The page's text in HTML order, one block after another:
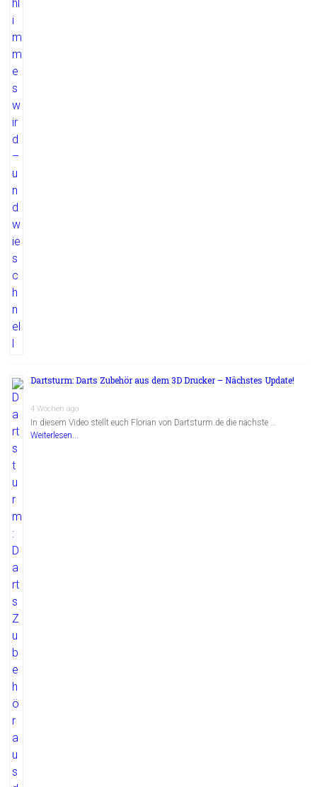
Dartsturm: Darts Zubehör aus dem 3D Drucker – Nächstes Update!
4 Wochen ago
In diesem Video stellt euch Florian von Dartsturm.de die nächste …
Weiterlesen...